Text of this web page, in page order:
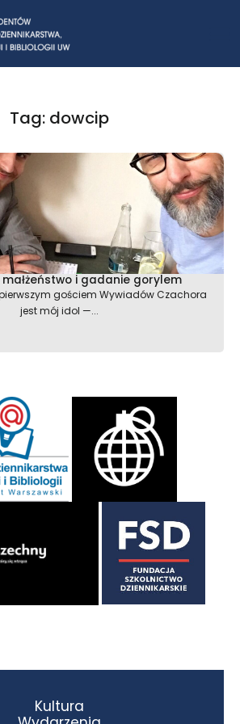
Tag: dowcip
małżeństwo i gadanie gorylem
gościem Wywiadów Czachora
jest mój idol —...
Kultura